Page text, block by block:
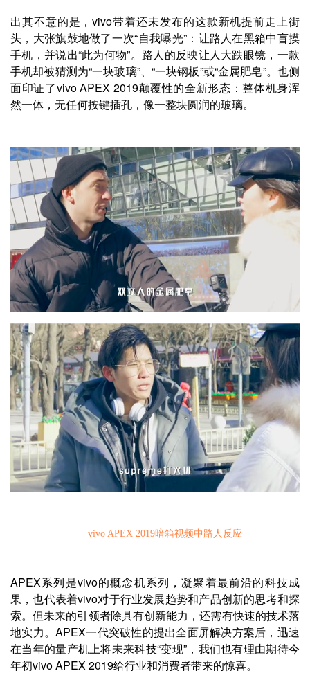
出其不意的是，vivo带着还未发布的这款新机提前走上街
头，大张旗鼓地做了一次“自我曝光”：让路人在黑箱中盲摸
手机，并说出“此为何物”。路人的反映让人大跌眼镜，一款
手机却被猜测为“一块玻璃”、“一块钢板”或“金属肥皂”。也侧
面印证了vivo APEX 2019颠覆性的全新形态：整体机身浑
然一体，无任何按键插孔，像一整块圆润的玻璃。
vivo APEX 2019暗箱视频中路人反应
APEX系列是vivo的概念机系列，凝聚着最前沿的科技成
果，也代表着vivo对于行业发展趋势和产品创新的思考和探
索。但未来的引领者除具有创新能力，还需有快速的技术落
地实力。APEX一代突破性的提出全面屏解决方案后，迅速
在当年的量产机上将未来科技“变现”，我们也有理由期待今
年初vivo APEX 2019给行业和消费者带来的惊喜。